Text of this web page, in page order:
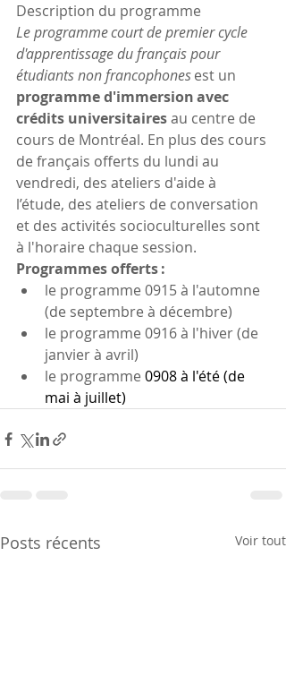
Description du programme
Le programme court de premier cycle
d'apprentissage du français pour
étudiants non francophones est un
programme d'immersion avec
crédits universitaires au centre de
cours de Montréal. En plus des cours
de français offerts du lundi au
vendredi, des ateliers d'aide à
l’étude, des ateliers de conversation
et des activités socioculturelles sont
à l'horaire chaque session.
Programmes offerts :
le programme 0915 à l'automne
(de septembre à décembre)
le programme 0916 à l'hiver (de
janvier à avril)
le programme 0908 à l'été (de
mai à juillet)
Posts récents Voir tout